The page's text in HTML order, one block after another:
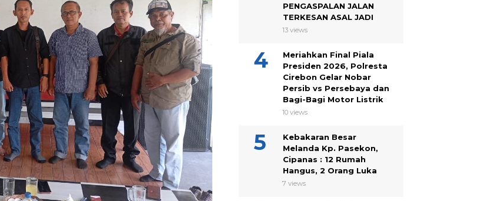
PENGASPALAN JALAN
TERKESAN ASAL JADI
13 views
Meriahkan Final Piala
Presiden 2026, Polresta
Cirebon Gelar Nobar
Persib vs Persebaya dan
Bagi-Bagi Motor Listrik
10 views
Kebakaran Besar
Melanda Kp. Pasekon,
Cipanas : 12 Rumah
Hangus, 2 Orang Luka
7 views